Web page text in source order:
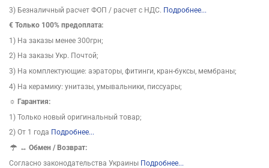
3) Безналичный расчет ФОП / расчет с НДС. Подробнее...
€ Только 100% предоплата:
1) На заказы менее 300грн;
2) На заказы Укр. Почтой;
3) На комплектующие: аэраторы, фитинги, кран-буксы, мембраны;
4) На керамику: унитазы, умывальники, писсуары;
☼ Гарантия:
1) Только новый оригинальный товар;
2) От 1 года Подробнее...
↔Обмен / Возврат:
Согласно законодательства Украины Подробнее...